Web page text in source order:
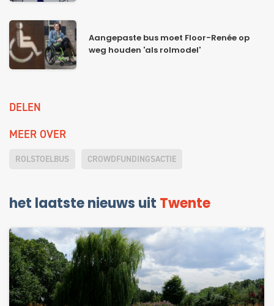
Aangepaste bus moet Floor-Renée op
weg houden 'als rolmodel'
DELEN
MEER OVER
ROLSTOELBUS CROWDFUNDINGSACTIE
het laatste nieuws uit Twente